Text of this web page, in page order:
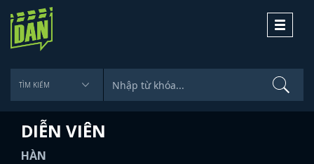
Toggle
DIỄN VIÊN
HÀN